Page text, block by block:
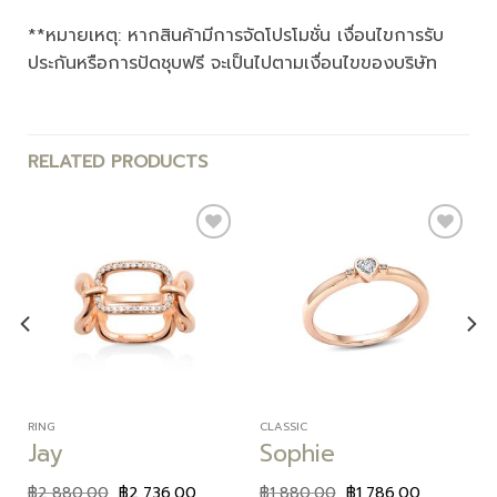
**หมายเหตุ: หากสินค้ามีการจัดโปรโมชั่น เงื่อนไขการรับ
ประกันหรือการปัดชุบฟรี จะเป็นไปตามเงื่อนไขของบริษัท
RELATED PRODUCTS
Add to
wishlist
RING
Jay
Add to
wishlist
CLASSIC
Sophie